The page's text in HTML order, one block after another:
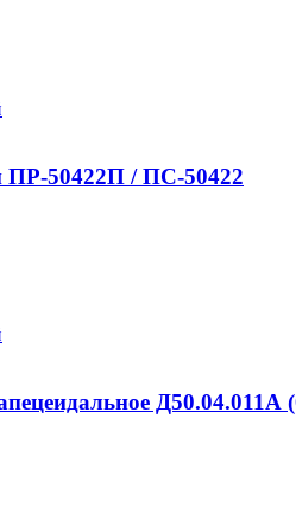
ПР-50422П / ПС-50422
Д50.04.011А